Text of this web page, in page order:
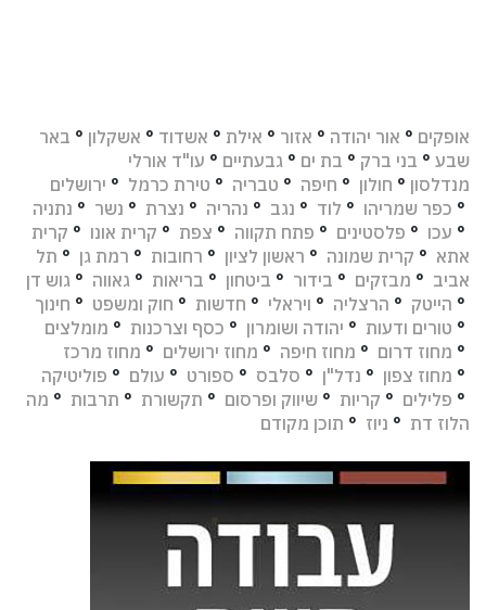
אופקים ° אור יהודה ° אזור ° אילת ° אשדוד ° אשקלון ° באר
שבע ° בני ברק ° בת ים ° גבעתיים ° עו"ד אורלי
מנדלסון ° חולון ° חיפה ° טבריה ° טירת כרמל ° ירושלים
° כפר שמריהו ° לוד ° נגב ° נהריה ° נצרת ° נשר ° נתניה
° עכו ° פלסטינים ° פתח תקווה ° צפת ° קרית אונו ° קרית
אתא ° קרית שמונה ° ראשון לציון ° רחובות ° רמת גן ° תל
אביב ° מבזקים ° בידור ° ביטחון ° בריאות ° גאווה ° גוש דן
° הייטק ° הרצליה ° ויראלי ° חדשות ° חוק ומשפט ° חינוך
° טורים ודעות ° יהודה ושומרון ° כסף וצרכנות ° מומלצים
° מחוז דרום ° מחוז חיפה ° מחוז ירושלים ° מחוז מרכז
° מחוז צפון ° נדל"ן ° סלבס ° ספורט ° עולם ° פוליטיקה
° פלילים ° קריות ° שיווק ופרסום ° תקשורת ° תרבות ° מה
הלוז דת ° ניוז ° תוכן מקודם